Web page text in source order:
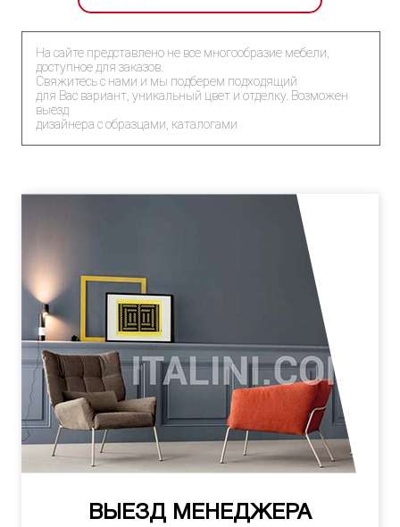
На сайте представлено не все многообразие мебели,
доступное для заказов.
Свяжитесь с нами и мы подберем подходящий
для Вас вариант, уникальный цвет и отделку. Возможен
выезд
дизайнера с образцами, каталогами
ВЫЕЗД МЕНЕДЖЕРА